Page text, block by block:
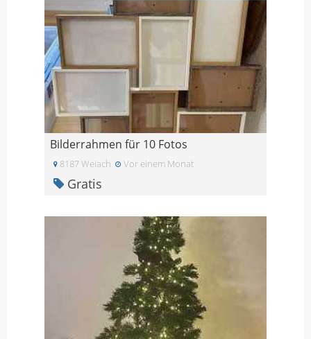
Bilderrahmen für 10 Fotos
8187 Weiach Vor einem Monat
Gratis